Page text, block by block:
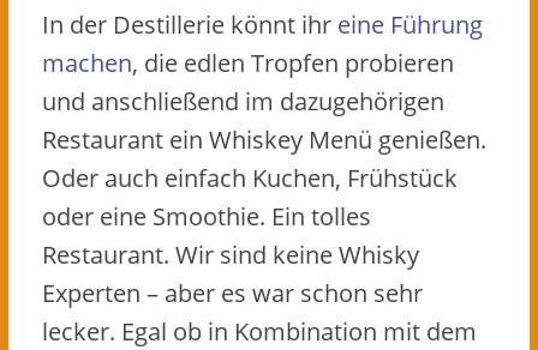
In der Destillerie könnt ihr eine Führung
machen, die edlen Tropfen probieren
und anschließend im dazugehörigen
Restaurant ein Whiskey Menü genießen.
Oder auch einfach Kuchen, Frühstück
oder eine Smoothie. Ein tolles
Restaurant. Wir sind keine Whisky
Experten – aber es war schon sehr
lecker. Egal ob in Kombination mit dem